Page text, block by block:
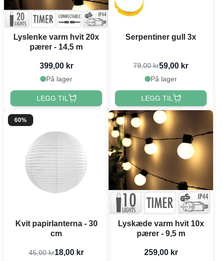
Lyslenke varm hvit 20x
pærer - 14,5 m
399,00 kr
På lager
LEGG TIL
Serpentiner gull 3x
79,00 kr59,00 kr
På lager
LEGG TIL
60%
Kvit papirlanterna - 30
cm
45,00 kr18,00 kr
Lyskæde varm hvit 10x
pærer - 9,5 m
259,00 kr